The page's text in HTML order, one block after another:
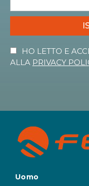
HO LETTO E
ALLA PRIVACY
Uomo